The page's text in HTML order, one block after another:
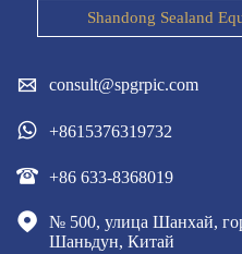
Shandong Sealand
 consult@spgrpic.com
 +8615376319732
 +86 633-8368019

№ 500, улица Шанхай,
Шаньдун, Китай